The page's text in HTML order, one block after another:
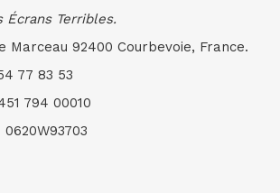
Écrans Terribles.
Marceau 92400 Courbevoie, France.
77 83 53
794 00010